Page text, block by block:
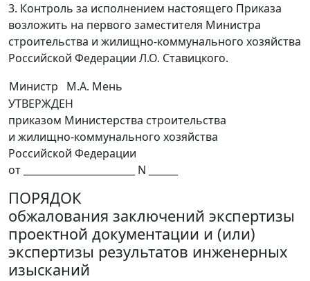
3. Контроль за исполнением настоящего Приказа
возложить на первого заместителя Министра
строительства и жилищно-коммунального хозяйства
Российской Федерации Л.О. Ставицкого.
Министр
М.А. Мень
УТВЕРЖДЕН
приказом Министерства строительства
и жилищно-коммунального хозяйства
Российской Федерации
от _______________________ N ______
ПОРЯДОК
обжалования заключений экспертизы
проектной документации и (или)
экспертизы результатов инженерных
изысканий